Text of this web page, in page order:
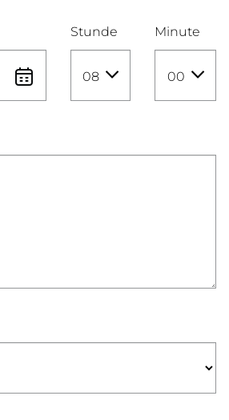
Stunde
08
Minute
00